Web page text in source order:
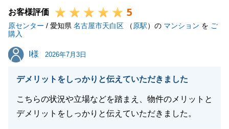
お客様評価 5
原センター / 愛知県 名古屋市天白区 （ 原駅）の マンション を ご
購入
I様
I様 2026年7月3日
デメリットをしっかりと伝えていただきました
こちらの状況や立場などを踏まえ、物件のメリットと
デメリットをしっかりと伝えていただきました。